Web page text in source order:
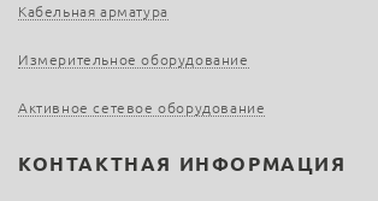
Кабельная арматура
Измерительное оборудование
Активное сетевое оборудование
КОНТАКТНАЯ ИНФОРМАЦИЯ